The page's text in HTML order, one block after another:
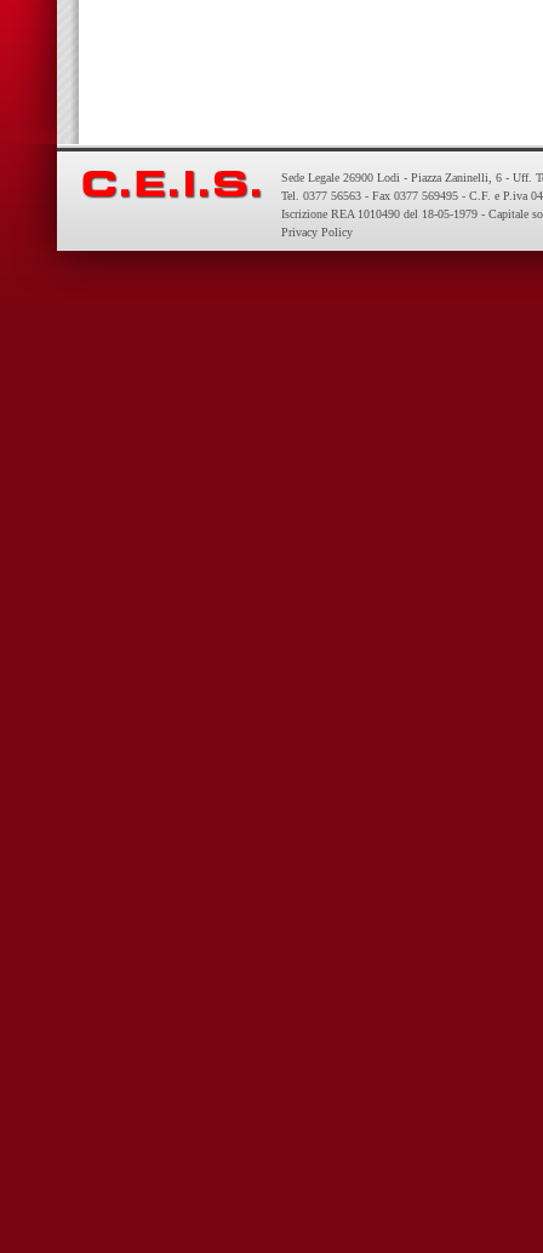
Sede Legale 26900 Lodi - Piazza Zaninelli, 6 - Uff.
Tel. 0377 56563 - Fax 0377 569495 - C.F. e P.iva
Iscrizione REA 1010490 del 18-05-1979 - Capitale
Privacy Policy